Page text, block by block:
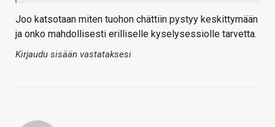
Joo katsotaan miten tuohon chättiin pystyy keskittymään
ja onko mahdollisesti erilliselle kyselysessiolle tarvetta.
Kirjaudu sisään vastataksesi